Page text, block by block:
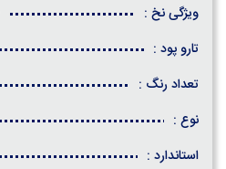
ویژگی نخ :
تارو پود :
تعداد رنگ :
نوع :
استاندارد :